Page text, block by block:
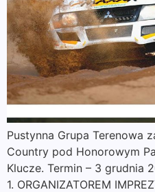
Pustynna Grupa Terenowa
Country pod Honorowym
Klucze. Termin – 3 grudnia
1. ORGANIZATOREM